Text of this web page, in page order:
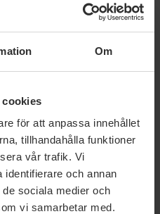
Om
cookies
för att anpassa innehållet
tillhandahålla funktioner
vår trafik. Vi
identifierare och annan
sociala medier och
vi samarbetar med.
och folkbildning